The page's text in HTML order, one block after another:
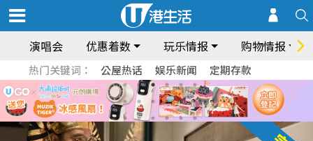
演唱会 优惠着数 玩乐情报 购物情报
热门关键词： 公屋热话 娱乐新闻 定期存款